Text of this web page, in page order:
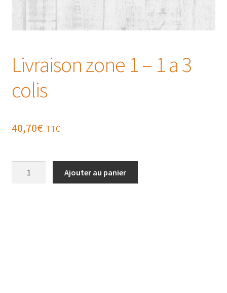
Livraison zone 1 – 1 a 3
colis
40,70€ TTC
Ajouter au panier